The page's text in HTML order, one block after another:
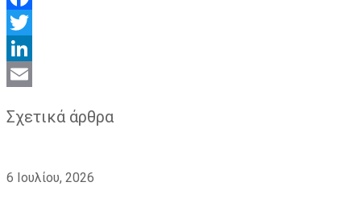
Facebook
Twitter
LinkedIn
Σχετικά άρθρα
6 Ιουλίου, 2026